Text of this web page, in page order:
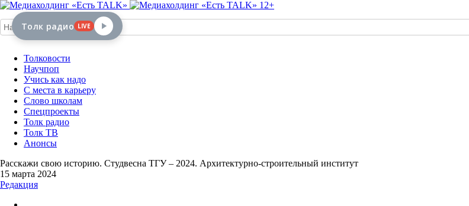
12+
Толковости
Научпоп
Учись как надо
С места в карьеру
Слово школам
Спецпроекты
Толк радио
Толк ТВ
Анонсы
Расскажи свою историю. Студвесна ТГУ – 2024. Архитектурно-строительный институт
15 марта 2024
Редакция
Толк радио LIVE